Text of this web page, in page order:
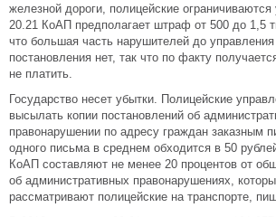
железной дороги, полицейские
20.21 КоАП предполагает штраф от 500 до 1,5
что большая часть нарушителей до
постановления нет, так что по факту
не платить.
Государство несет убытки. Полицейские
высылать копии постановлений об
правонарушении по адресу граждан заказным
одного письма в среднем обходится в 50
КоАП составляют не менее 20 процентов от
об административных правонарушениях,
рассматривают полицейские на транспорте,